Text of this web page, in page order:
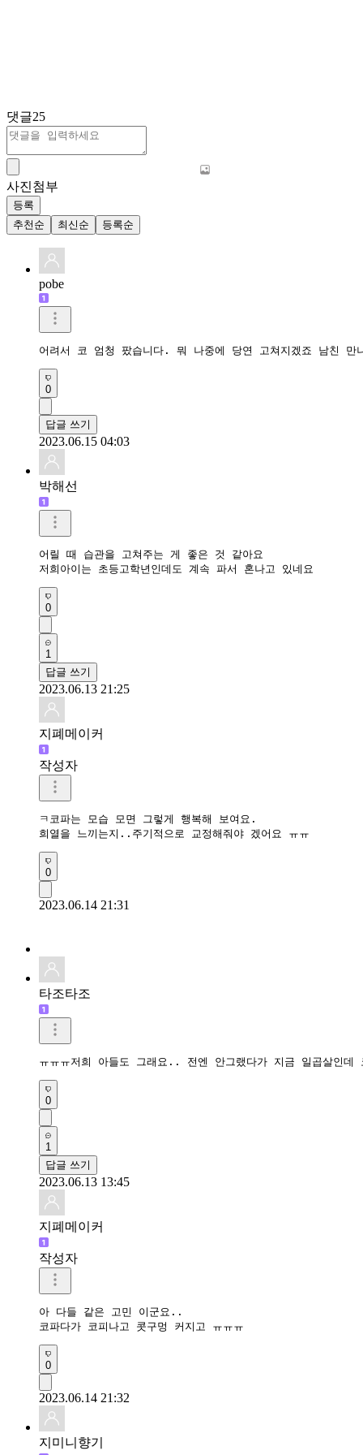
댓글25
사진첨부
등록
추천순
최신순 등록순
pobe
어려서 코 엄청 팠습니다. 뭐 나중에 당연 고쳐지겠죠 남친 만
0
답글 쓰기
2023.06.15 04:03
박해선
어릴 때 습관을 고쳐주는 게 좋은 것 같아요
저희아이는 초등고학년인데도 계속 파서 혼나고 있네요
0
1
답글 쓰기
2023.06.13 21:25
지폐메이커
작성자
ㅋ코파는 모습 모면 그렇게 행복해 보여요.
희열을 느끼는지..주기적으로 교정해줘야 겠어요 ㅠㅠ
0
2023.06.14 21:31
타조타조
ㅠㅠㅠ저희 아들도 그래요.. 전엔 안그랬다가 지금 일곱살인
0
1
답글 쓰기
2023.06.13 13:45
지폐메이커
작성자
아 다들 같은 고민 이군요..
코파다가 코피나고 콧구멍 커지고 ㅠㅠㅠ
0
2023.06.14 21:32
지미니향기